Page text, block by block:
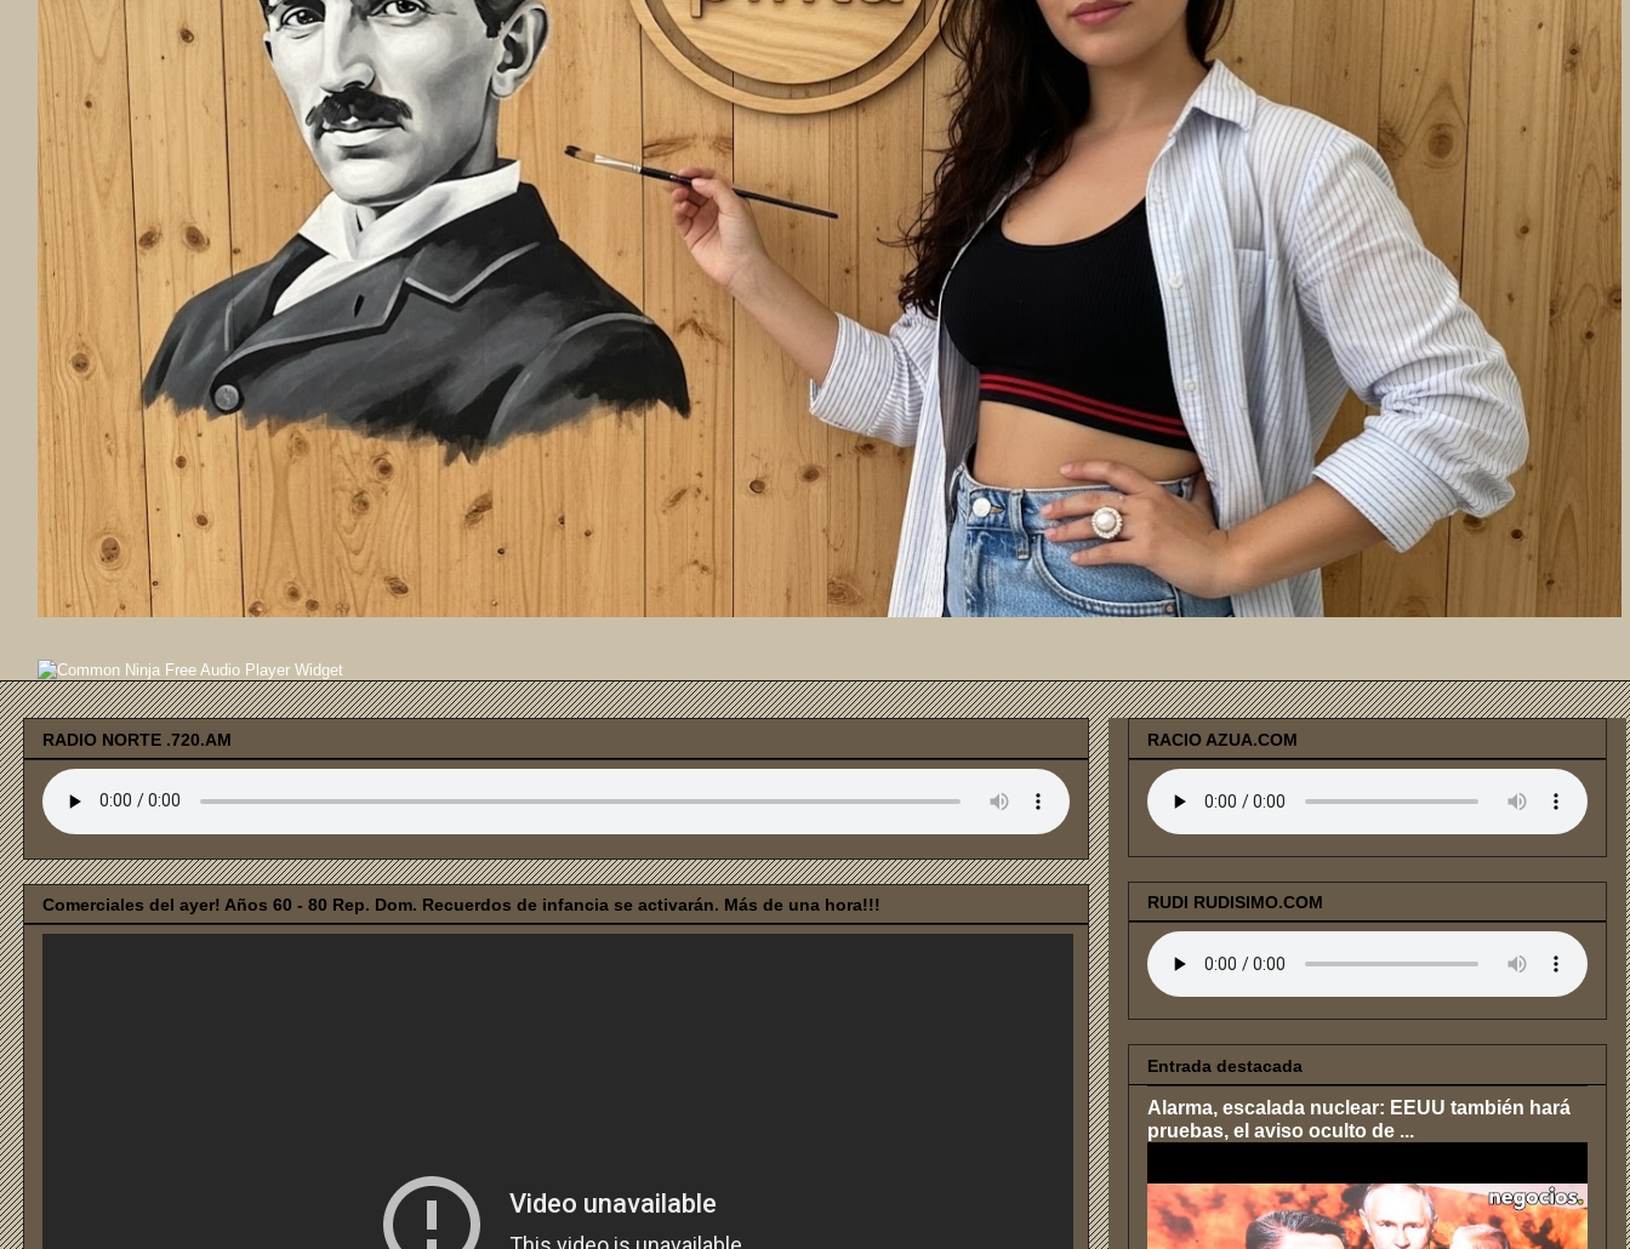
Free Audio Player Widget
RADIO NORTE .720.AM
Comerciales del ayer! Años 60 - 80 Rep. Dom. Recuerdos de infancia se activarán. Más de una hora!!!
RACIO AZUA.COM
RUDI RUDISIMO.COM
Entrada destacada
Alarma, escalada nuclear: EEUU también hará
pruebas, el aviso oculto de ...